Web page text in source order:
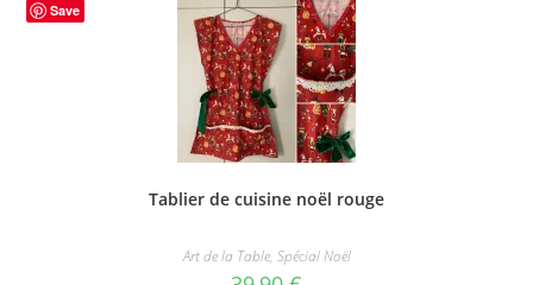
Save
Tablier de cuisine noël rouge
Art de la Table, Spécial Noël